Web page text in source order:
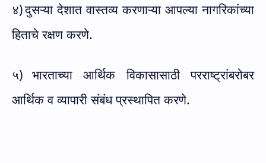
४)दुसऱ्या देशात वास्तव्य करणाऱ्या आपल्या नागरिकांच्या
हिताचे रक्षण करणे.
५) भारताच्या आर्थिक विकासासाठी परराष्ट्रांबरोबर
आर्थिक व व्यापारी संबंध प्रस्थापित करणे.